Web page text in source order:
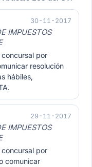
30-11-2017
IMPUESTOS
por
resolución
hábiles,
29-11-2017
IMPUESTOS
por
comunicar